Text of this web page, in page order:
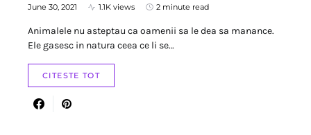
June 30, 2021 1.1K views 2 minute read
Animalele nu asteptau ca oamenii sa le dea sa manance.
Ele gasesc in natura ceea ce li se…
CITESTE TOT